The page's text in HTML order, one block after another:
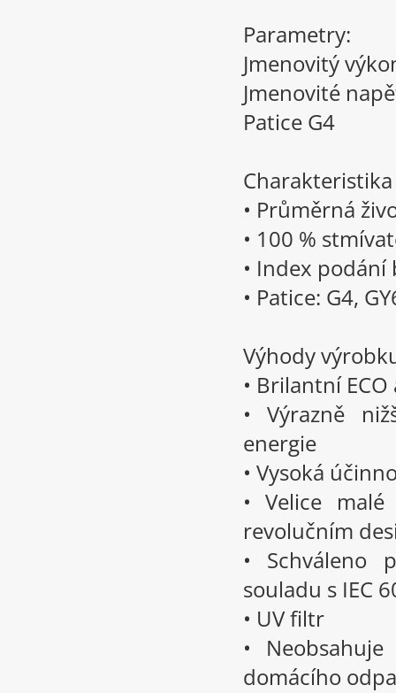
Parametry:
Jmenovitý
Jmenovité
Patice G4
• Průměrná
• 100 %
• Index podání
• Patice: G4,
Výhody
• Brilantní
• Výrazně
energie
• Vysoká
• Velice
revolučním
• Schváleno
souladu s IEC
• UV filtr
•
domácího